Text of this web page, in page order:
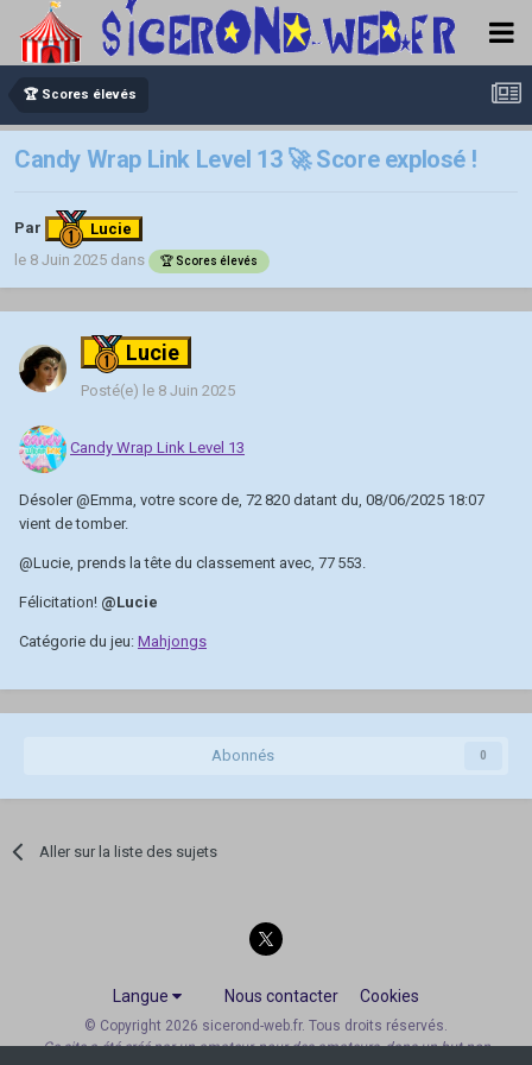
🏆 Scores élevés
Candy Wrap Link Level 13 🚀 Score explosé !
Par
Lucie
le 8 Juin 2025 dans 🏆 Scores élevés
Lucie
Posté(e) le 8 Juin 2025
Candy Wrap Link Level 13
Désoler@Emma , votre score de, 72 820 datant du, 08/06/2025 18:07
vient de tomber.
@Lucie , prends la tête du classement avec, 77 553.
Félicitation! @Lucie
Catégorie du jeu: Mahjongs
Abonnés 0
Aller sur la liste des sujets
Langue Nous contacter Cookies
© Copyright 2026 sicerond-web.fr. Tous droits réservés.
Ce site a été créé par un amateur, pour des amateurs, dans un but non